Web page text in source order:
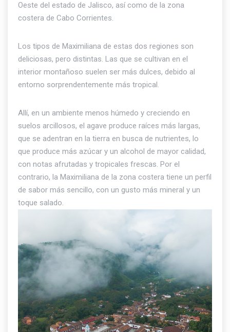
Oeste del estado de Jalisco, así como de la zona
costera de Cabo Corrientes.
Los tipos de Maximiliana de estas dos regiones son
deliciosas, pero distintas. Las que se cultivan en el
interior montañoso suelen ser más dulces, debido al
entorno sorprendentemente más tropical.
Allí, en un ambiente menos húmedo y creciendo en
suelos arcillosos, el agave produce raíces más largas,
que se adentran en la tierra en busca de nutrientes, lo
que produce más azúcar y un alcohol de mayor calidad,
con notas afrutadas y tropicales frescas. Por el
contrario, la Maximiliana de la zona costera tiene un perfil
de sabor más sencillo, con un gusto más mineral y un
toque salado.